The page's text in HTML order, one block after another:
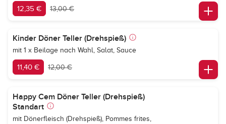
12,35 € 13,00 €
Kinder Döner Teller (Drehspieß)
mit 1 x Beilage nach Wahl, Salat, Sauce
11,40 € 12,00 €
Happy Cem Döner Teller (Drehspieß)
Standart
mit Dönerfleisch (Drehspieß), Pommes frites,